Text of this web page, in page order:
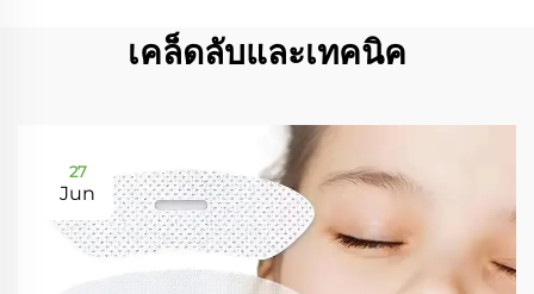
เคล็ดลับและเทคนิค
27
Jun